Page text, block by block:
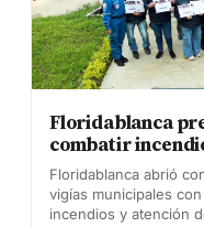
Floridablanca
combatir
Floridablanca abrió
vigías municipales
incendios y atención